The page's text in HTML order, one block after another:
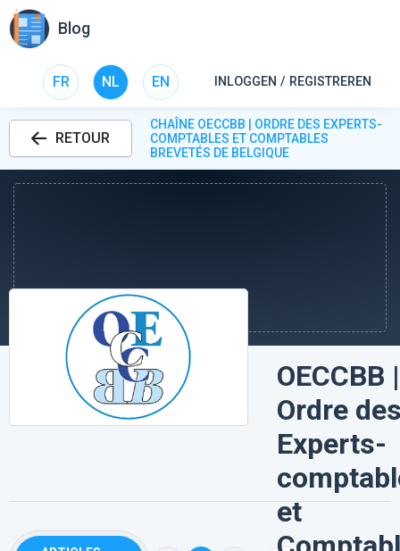
Blog
FR NL EN INLOGGEN / REGISTREREN
RETOUR
CHAÎNE OECCBB | ORDRE DES EXPERTS-
COMPTABLES ET COMPTABLES
BREVETÉS DE BELGIQUE
OECCBB |
Ordre
Experts-
et